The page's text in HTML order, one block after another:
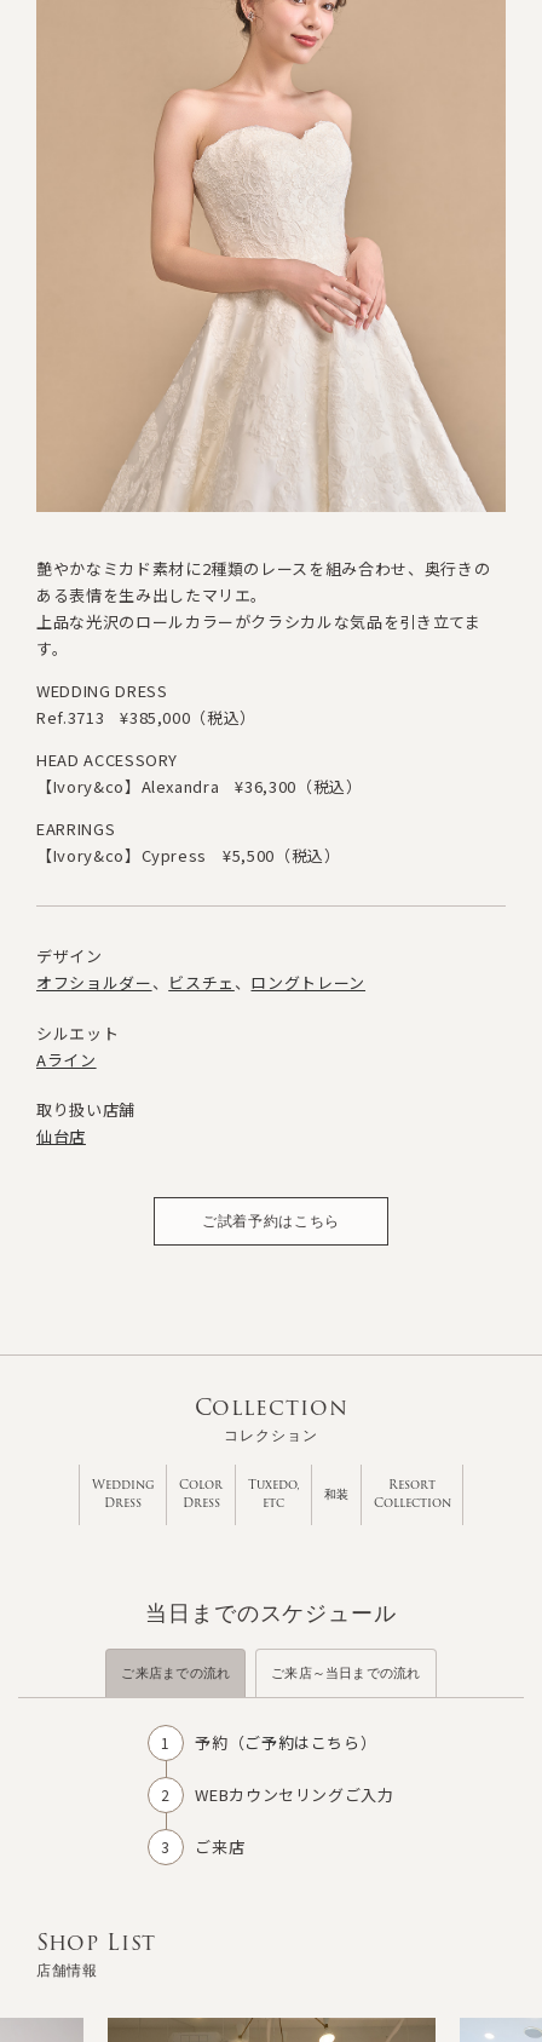
艶やかなミカド素材に2種類のレースを組み合わせ、 奥行きの
ある表情を生み出したマリエ。
上品な光沢のロールカラーがクラシカルな気品を引き立てま
す。
WEDDING DRESS
Ref.3713
¥385,000（税込）
HEAD ACCESSORY
【Ivory&co】Alexandra
¥36,300（税込）
EARRINGS
【Ivory&co】Cypress
¥5,500（税込）
デザイン
オフショルダー
ビスチェ ロングトレーン
シルエット
Aライン
取り扱い店舗
仙台店
ご試着予約はこちら
Collection
コレクション
Wedding
Dress
Color
Dress
Tuxedo,
etc
和装
Resort
Collection
当日までのスケジュール
ご来店までの流れ ご来店～当日までの流れ
予約（ご予約はこちら）
WEBカウンセリングご入力
ご来店
Shop List
店舗情報